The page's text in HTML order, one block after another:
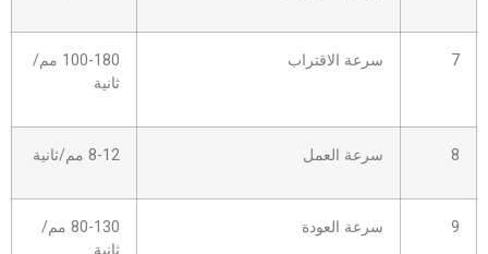
7 سرعة الاقتراب
100-180 مم/
ثانية
8 سرعة العمل 8-12 مم/ثانية
9 سرعة العودة
80-130 مم/
ثانية